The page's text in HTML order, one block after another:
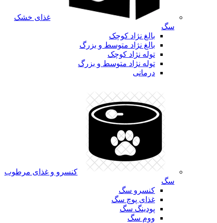
غذای خشک
سگ
بالغ نژاد کوچک
بالغ نژاد متوسط و بزرگ
توله نژاد کوچک
توله نژاد متوسط و بزرگ
درمانی
کنسرو و غذای مرطوب
سگ
کنسرو سگ
غذای پوچ سگ
پودینگ سگ
ووم سگ